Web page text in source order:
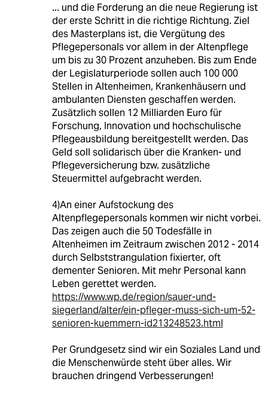
... und die Forderung an die neue Regierung ist
der erste Schritt in die richtige Richtung. Ziel
des Masterplans ist, die Vergütung des
Pflegepersonals vor allem in der Altenpflege
um bis zu 30 Prozent anzuheben. Bis zum Ende
der Legislaturperiode sollen auch 100 000
Stellen in Altenheimen, Krankenhäusern und
ambulanten Diensten geschaffen werden.
Zusätzlich sollen 12 Milliarden Euro für
Forschung, Innovation und hochschulische
Pflegeausbildung bereitgestellt werden. Das
Geld soll solidarisch über die Kranken- und
Pflegeversicherung bzw. zusätzliche
Steuermittel aufgebracht werden.
4)An einer Aufstockung des
Altenpflegepersonals kommen wir nicht vorbei.
Das zeigen auch die 50 Todesfälle in
Altenheimen im Zeitraum zwischen 2012 - 2014
durch Selbststrangulation fixierter, oft
dementer Senioren. Mit mehr Personal kann
Leben gerettet werden.
https://www.wp.de/region/sauer-und-
siegerland/alter/ein-pfleger-muss-sich-um-52-
senioren-kuemmern-id213248523.html
Per Grundgesetz sind wir ein Soziales Land und
die Menschenwürde steht über alles. Wir
brauchen dringend Verbesserungen!